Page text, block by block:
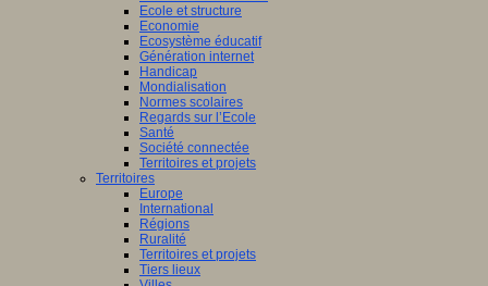
Ecole et structure
Economie
Ecosystème éducatif
Génération internet
Handicap
Mondialisation
Normes scolaires
Regards sur l’Ecole
Santé
Société connectée
Territoires et projets
Territoires
Europe
International
Régions
Ruralité
Territoires et projets
Tiers lieux